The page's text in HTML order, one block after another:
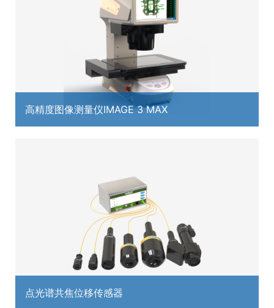
高精度图像测量仪IMAGE 3 MAX
点光谱共焦位移传感器